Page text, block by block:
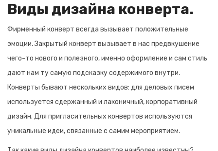
Виды дизайна конверта.
Фирменный конверт всегда вызывает положительные
эмоции. Закрытый конверт вызывает в нас предвкушение
чего-то нового и полезного, именно оформление и сам стиль
дают нам ту самую подсказку содержимого внутри.
Конверты бывают нескольких видов: для деловых писем
используется сдержанный и лаконичный, корпоративный
дизайн. Для пригласительных конвертов используются
уникальные идеи, связанные с самим мероприятием.